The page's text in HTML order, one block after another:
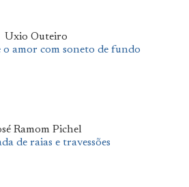
Uxio Outeiro
o amor com soneto de fundo
Ramom Pichel
de raias e travessões